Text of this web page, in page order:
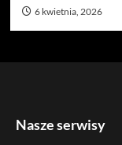
6 kwietnia, 2026
Nasze serwisy